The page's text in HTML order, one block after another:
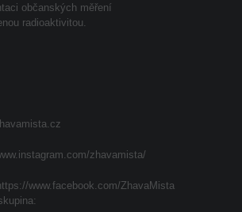
občanských měření
radioaktivitou.
zhavamista/
www.facebook.com/ZhavaMista